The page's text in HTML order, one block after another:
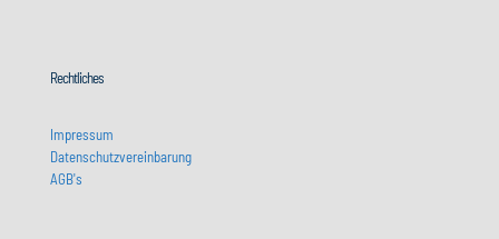
Rechtliches
Impressum
Datenschutzvereinbarung
AGB's